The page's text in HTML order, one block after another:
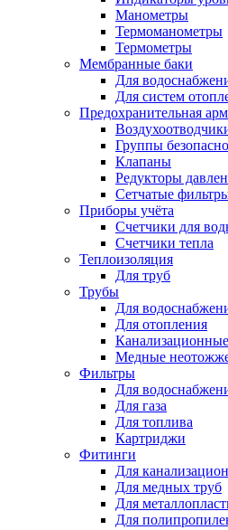
Манометры
Термоманометры
Термометры
Мембранные баки
Для
Для систем
Предохранительная
Группы
Клапаны
Редукторы
Сетчатые
Приборы учёта
Счетчики для
Счетчики тепла
Теплоизоляция
Для труб
Трубы
Для
Для отопления
Канализационные
Медные
Фильтры
Для
Для газа
Для топлива
Картриджи
Фитинги
Для
Для медных труб
Для
Для